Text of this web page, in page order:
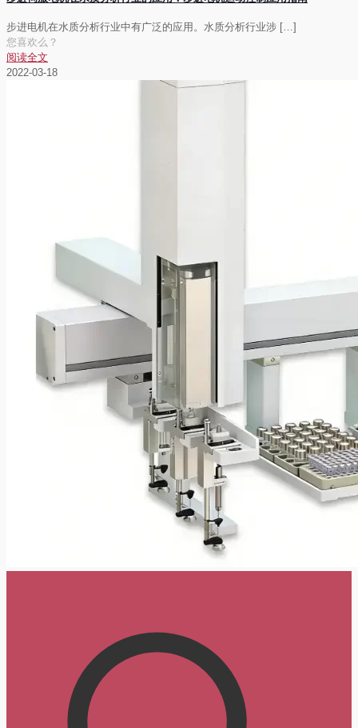
步进电机在水质分析行业中有广泛的应用。水质分析行业涉 […]
您喜欢么？
阅读全文
2022-03-18